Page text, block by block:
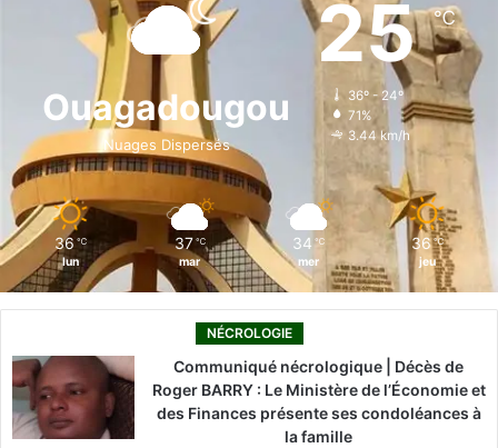
b
o
k
i
n
a
g
r
o
k
Ouagadougou
Nuages Dispersés
25℃
36º - 24º
71%
3.44 km/h
36 ℃
lun
37 ℃
mar
34 ℃
mer
36 ℃
jeu
NÉCROLOGIE
Communiqué nécrologique | Décès de
Roger BARRY : Le Ministère de l’Économie et
des Finances présente ses condoléances à
la famille